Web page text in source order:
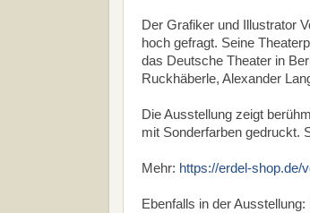
Der Grafiker und Illustrator
hoch gefragt. Seine
das Deutsche Theater in
Ruckhäberle, Alexander
Die Ausstellung zeigt
mit Sonderfarben gedruckt.
Mehr: https://erdel-shop.de/
Ebenfalls in der